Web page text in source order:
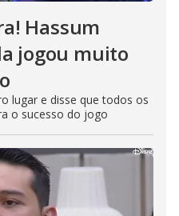
Hassum
jogou muito
lugar e disse que todos os
o sucesso do jogo